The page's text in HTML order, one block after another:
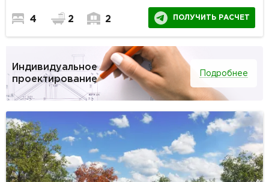
4 2 2 ПОЛУЧИТЬ РАСЧЕТ
Индивидуальное
проектирование
Подробнее